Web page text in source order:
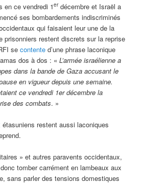
en ce vendredi 1erdécembre et Israël a
ses bombardements indiscriminés
qui faisaient leur une de la
prisonniers restent discrets sur la reprise
secontente d’une phrase laconique
dos à dos : «L’armée israélienne a
dans la bande de Gaza accusant le
en vigueur depuis une semaine.
ce vendredi 1er décembre la
des combats. »
étasuniens restent aussi laconiques
» et autres paravents occidentaux,
tomber carrément en lambeaux aux
sans parler des tensions domestiques